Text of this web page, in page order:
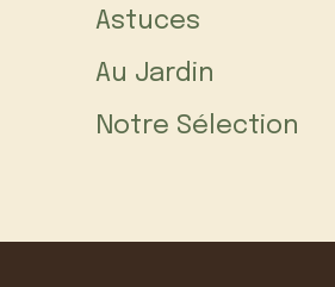
Astuces
Au Jardin
Notre Sélection